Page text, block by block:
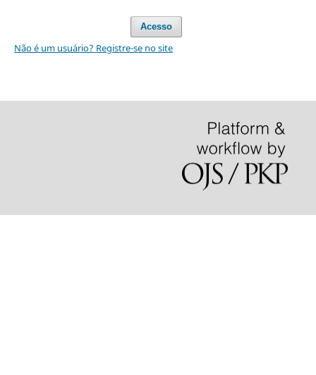
Acesso
Não é um usuário? Registre-se no site